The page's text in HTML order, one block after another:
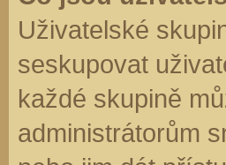
Uživatelské
seskupovat
každé skupině
administrátorům